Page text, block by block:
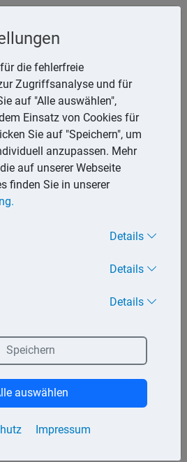
Suchen
F G H I K L M N
W Z
die fehlerfreie
Zugriffsanalyse und für
auf "Alle auswählen",
Einsatz von Cookies für
Sie auf "Speichern", um
anzupassen. Mehr
auf unserer Webseite
finden Sie in unserer
Details
Details
Details
Impressum
Speichern
auswählen